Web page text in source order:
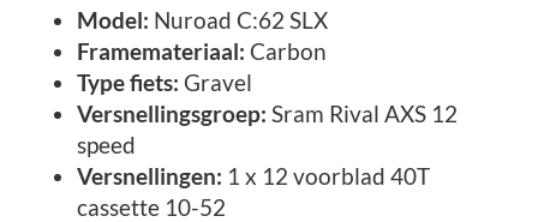
Model: Nuroad C:62 SLX
Framemateriaal: Carbon
Type fiets: Gravel
Versnellingsgroep: Sram Rival AXS 12
speed
Versnellingen: 1 x 12 voorblad 40T
cassette 10-52